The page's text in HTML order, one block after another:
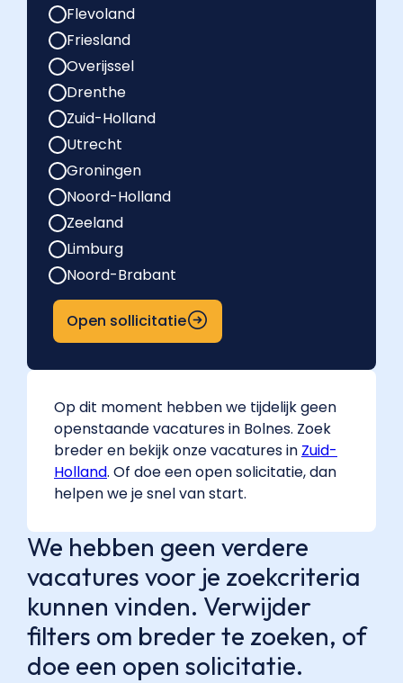
Flevoland
Friesland
Overijssel
Drenthe
Zuid-Holland
Utrecht
Groningen
Noord-Holland
Zeeland
Limburg
Noord-Brabant
Open sollicitatie
Op dit moment hebben we tijdelijk geen
openstaande vacatures in Bolnes. Zoek
breder en bekijk onze vacatures in Zuid-
Holland. Of doe een open solicitatie, dan
helpen we je snel van start.
We hebben geen verdere
vacatures voor je zoekcriteria
kunnen vinden. Verwijder
filters om breder te zoeken, of
doe een open solicitatie.